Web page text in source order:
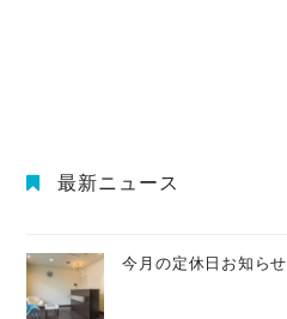
最新ニュース
今月の定休日お知らせ